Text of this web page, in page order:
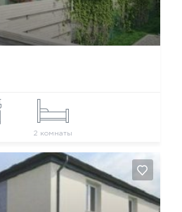
2 комнаты
Да, удалить Отмена